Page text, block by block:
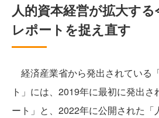
人的資本経営が拡大す
レポートを捉え直す
経済産業省から発出されている
ト」には、2019年に最初に発出
ート」と、2022年に公開された「